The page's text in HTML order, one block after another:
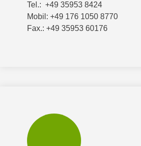
Tel.: +49 35953 8424
Mobil: +49 176 1050 8770
Fax.: +49 35953 60176